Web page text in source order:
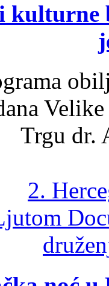
kulturne
Trgu dr.